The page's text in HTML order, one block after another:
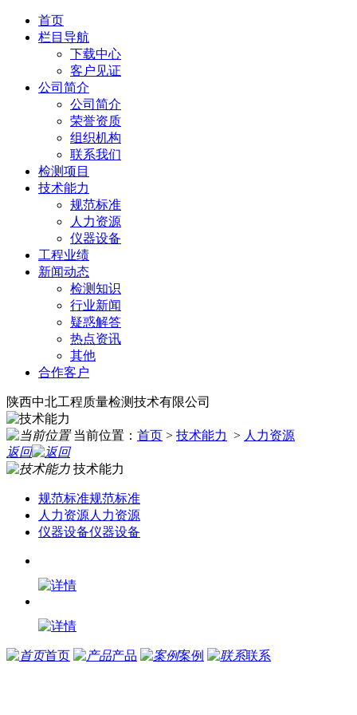
首页
栏目导航
下载中心
客户见证
公司简介
公司简介
荣誉资质
组织机构
联系我们
检测项目
技术能力
规范标准
人力资源
仪器设备
工程业绩
新闻动态
检测知识
行业新闻
疑惑解答
热点资讯
其他
合作客户
陕西中北工程质量检测技术有限公司
当前位置： 首页 > 技术能力 > 人力资源
返回
技术能力
规范标准规范标准
人力资源人力资源
仪器设备仪器设备
首页 产品 案例 联系